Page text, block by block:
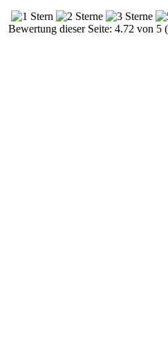
Bewertung dieser Seite: 4.72 von 5